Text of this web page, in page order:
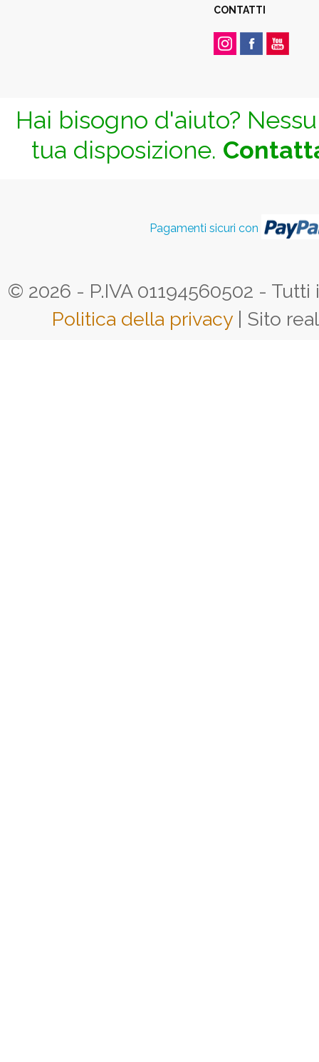
CONTATTI
Hai bisogno d'aiuto?
tua disposizione.
Pagamenti sicuri con
© 2026 - P.IVA 01194560502 -
Politica della privacy | Sito